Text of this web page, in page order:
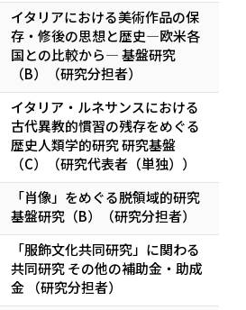
イタリアにおける美術作品の保
存・修後の思想と歴史―欧米各
国との比較から― 基盤研究
（B）（研究分担者）
イタリア・ルネサンスにおける
古代異教的慣習の残存をめぐる
歴史人類学的研究 研究基盤
（C）（研究代表者（単独））
「肖像」をめぐる脱領域的研究
基盤研究（B）（研究分担者）
「服飾文化共同研究」に関わる
共同研究 その他の補助金・助成
金 （研究分担者）